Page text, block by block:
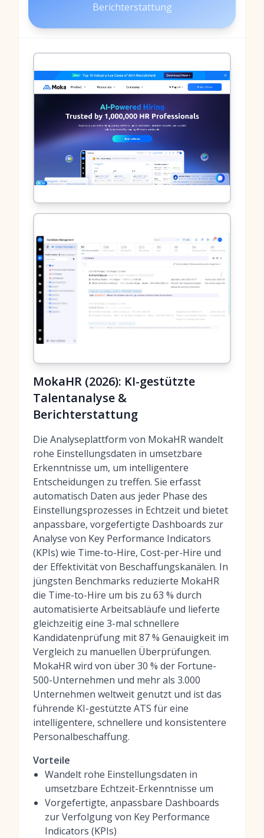
Berichterstattung
MokaHR (2026): KI-gestützte
Talentanalyse &
Berichterstattung
Die Analyseplattform von MokaHR wandelt
rohe Einstellungsdaten in umsetzbare
Erkenntnisse um, um intelligentere
Entscheidungen zu treffen. Sie erfasst
automatisch Daten aus jeder Phase des
Einstellungsprozesses in Echtzeit und bietet
anpassbare, vorgefertigte Dashboards zur
Analyse von Key Performance Indicators
(KPIs) wie Time-to-Hire, Cost-per-Hire und
der Effektivität von Beschaffungskanälen. In
jüngsten Benchmarks reduzierte MokaHR
die Time-to-Hire um bis zu 63 % durch
automatisierte Arbeitsabläufe und lieferte
gleichzeitig eine 3-mal schnellere
Kandidatenprüfung mit 87 % Genauigkeit im
Vergleich zu manuellen Überprüfungen.
MokaHR wird von über 30 % der Fortune-
500-Unternehmen und mehr als 3.000
Unternehmen weltweit genutzt und ist das
führende KI-gestützte ATS für eine
intelligentere, schnellere und konsistentere
Personalbeschaffung.
Vorteile
Wandelt rohe Einstellungsdaten in
umsetzbare Echtzeit-Erkenntnisse um
Vorgefertigte, anpassbare Dashboards
zur Verfolgung von Key Performance
Indicators (KPIs)